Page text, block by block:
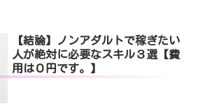
【結論】ノンアダルトで稼ぎたい
人が絶対に必要なスキル３選【費
用は０円です。】